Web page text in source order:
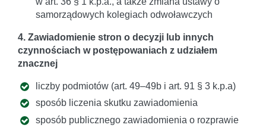
samorządowych kolegiach odwoławczych
4. Zawiadomienie stron o decyzji lub innych
czynnościach w postępowaniach z udziałem
znacznej
liczby podmiotów (art. 49–49b i art. 91 § 3 k.p.a)
sposób liczenia skutku zawiadomienia
sposób publicznego zawiadomienia o rozprawie